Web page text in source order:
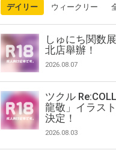
デイリー ウィークリー
しゅにち関数
北店舉辦！
2026.08.07
ツクル
龍敬」イラス
決定！
2026.08.03